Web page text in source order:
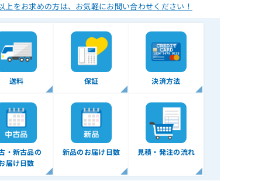
上をお求めの方は、 お気軽にお問い合わせください！
送料 保証 決済方法
・新古品の
届け日数
新品のお届け日数 見積・発注の流れ